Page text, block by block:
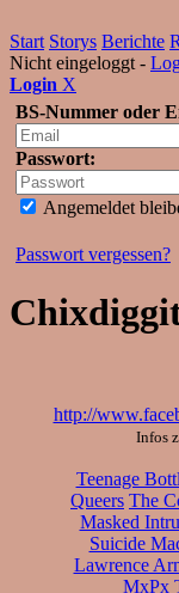
Start Storys Berichte
Nicht eingeloggt -
Login X
BS-Nummer oder
Passwort:
Angemeldet
Passwort vergessen?
http://
Infos
Teenage
Queers The
Masked
Suicide
Lawrence
MxPx